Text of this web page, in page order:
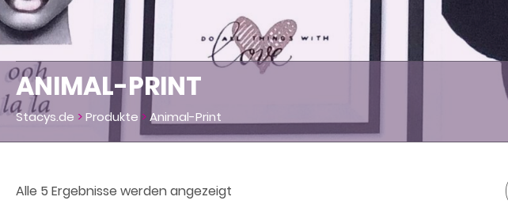
ANIMAL-PRINT
Stacys.de >Produkte >Animal-Print
Alle 5 Ergebnisse werden angezeigt